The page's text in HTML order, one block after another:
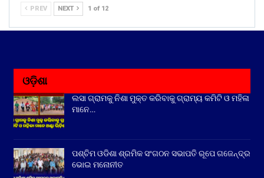
PREV NEXT 1 of 12
ଓଡ଼ିଶା
ଲସା ଗ୍ରାମକୁ ନିଶା ମୁକ୍ତ କରିବାକୁ ଗ୍ରାମ୍ୟ କମିଟି ଓ ମହିଳା
ମାନେ…
ପଶ୍ଚିମ ଓଡିଶା ଶ୍ରମିକ ସଂଗଠନ ସଭାପତି ରୂପେ ଗଜେନ୍ଦ୍ର
ଭୋଇ ମନୋନୀତ